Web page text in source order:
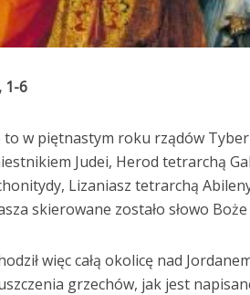
1-6
to w piętnastym roku rządów
Judei, Herod tetrarchą
Lizaniasz tetrarchą
skierowane zostało słowo
więc całą okolicę nad
grzechów, jak jest